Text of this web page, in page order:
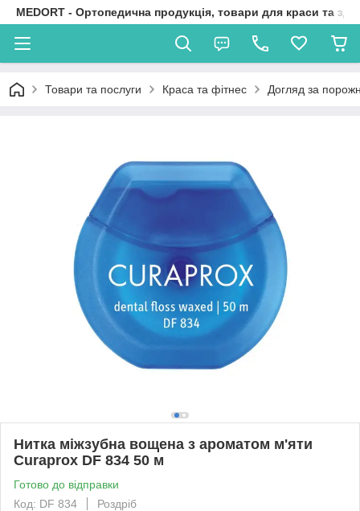
MEDORT - Ортопедична продукція, товари для краси та
Товари та послуги Краса та фітнес Догляд за
Нитка міжзубна вощена з ароматом м'яти
Curaprox DF 834 50 м
Готово до відправки
Код: DF 834
Роздріб